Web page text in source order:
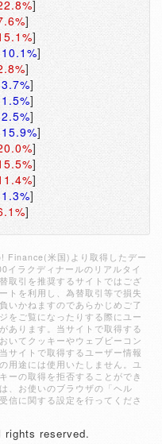
]
]
]
]
]
]
]
]
]
]
]
]
]
]
Finance(米国)より取得したデー
イラクディナールのリアルタイ
取引を推奨するサイトではござ
トを利用し、為替取引等で損失
いかねますのであらかじめご了
をご覧になったりする際にユー
あります。当サイトで取得する
いてクッキーやウェブビーコン
サイトで取得するユーザー情報
用途には使用いたしません。ユ
ーの取得を拒否することができ
、お使いのブラウザの「ヘル
信に関する設定を行ってくださ
rights reserved.